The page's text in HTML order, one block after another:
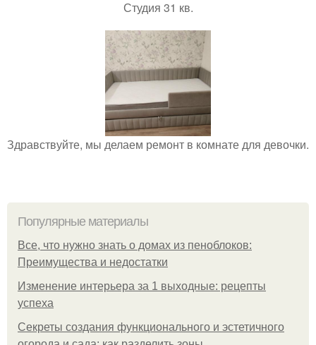
Студия 31 кв.
Здравствуйте, мы делаем ремонт в комнате для девочки.
Популярные материалы
Все, что нужно знать о домах из пеноблоков:
Преимущества и недостатки
Изменение интерьера за 1 выходные: рецепты
успеха
Секреты создания функционального и эстетичного